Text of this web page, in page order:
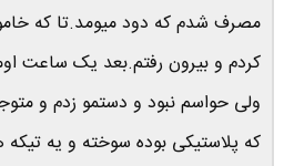
مصرف شدم که دود میومد.تا که
کردم و بیرون رفتم.بعد یک ساعت
ولی حواسم نبود و دستمو زدم و
که پلاستیکی بوده سوخته و یه